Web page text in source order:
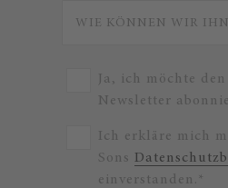
Ja, ich möchte
Newsletter
Ich erkläre mich
Sons
einverstanden.*